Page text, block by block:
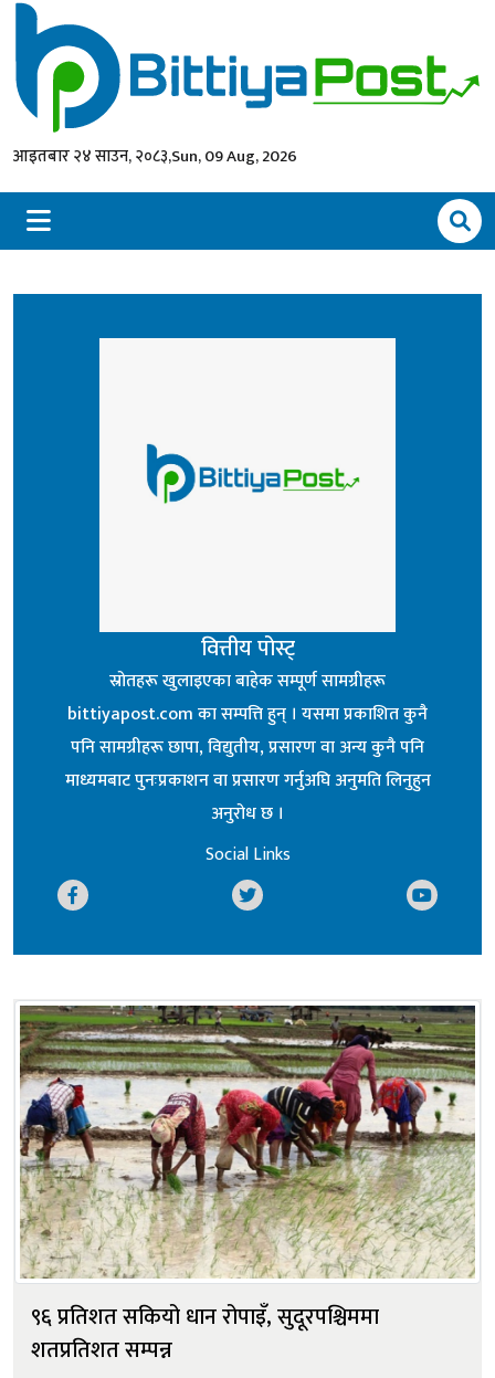
आइतबार २४ साउन, २०८३,Sun, 09 Aug, 2026
वित्तीय पोस्ट्
स्रोतहरू खुलाइएका बाहेक सम्पूर्ण सामग्रीहरू
bittiyapost.com का सम्पत्ति हुन् । यसमा प्रकाशित कुनै
पनि सामग्रीहरू छापा, विद्युतीय, प्रसारण वा अन्य कुनै पनि
माध्यमबाट पुनःप्रकाशन वा प्रसारण गर्नुअघि अनुमति लिनुहुन
अनुरोध छ ।
Social Links
९६ प्रतिशत सकियो धान रोपाइँ, सुदूरपश्चिममा
शतप्रतिशत सम्पन्न